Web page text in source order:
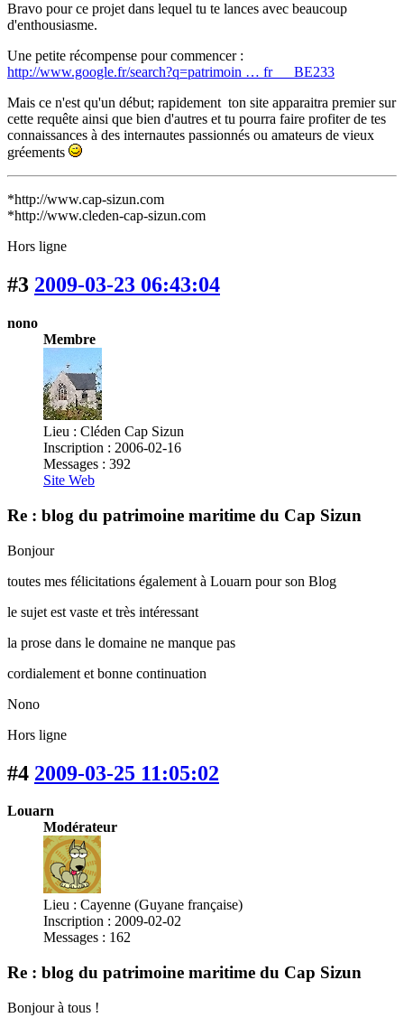
Bravo pour ce projet dans lequel tu te lances avec beaucoup
d'enthousiasme.
Une petite récompense pour commencer :
http://www.google.fr/search?q=patrimoin … fr___BE233
Mais ce n'est qu'un début; rapidement ton site apparaitra premier sur
cette requête ainsi que bien d'autres et tu pourra faire profiter de tes
connaissances à des internautes passionnés ou amateurs de vieux
gréements
*http://www.cap-sizun.com
*http://www.cleden-cap-sizun.com
Hors ligne
#3 2009-03-23 06:43:04
nono
Membre
Lieu : Cléden Cap Sizun
Inscription : 2006-02-16
Messages : 392
Site Web
Re : blog du patrimoine maritime du Cap Sizun
Bonjour
toutes mes félicitations également à Louarn pour son Blog
le sujet est vaste et très intéressant
la prose dans le domaine ne manque pas
cordialement et bonne continuation
Nono
Hors ligne
#4 2009-03-25 11:05:02
Louarn
Modérateur
Lieu : Cayenne (Guyane française)
Inscription : 2009-02-02
Messages : 162
Re : blog du patrimoine maritime du Cap Sizun
Bonjour à tous !